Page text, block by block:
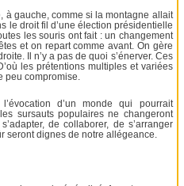
à gauche, comme si la montagne allait
le droit fil d’une élection présidentielle
les souris ont fait : un changement
et on repart comme avant. On gère
Il n’y a pas de quoi s’énerver. Ces
les prétentions multiples et variées
peu compromise.
d’un monde qui pourrait
sursauts populaires ne changeront
de collaborer, de s’arranger
seront dignes de notre allégeance.